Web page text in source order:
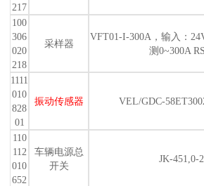
217
100
306
020
218
采样器
VFT01-I-300A，输入：
测0~300A
1111
010
828
01
振动传感器 VEL/GDC-
110
112
010
652
车辆电源总
开关
JK-451,0-